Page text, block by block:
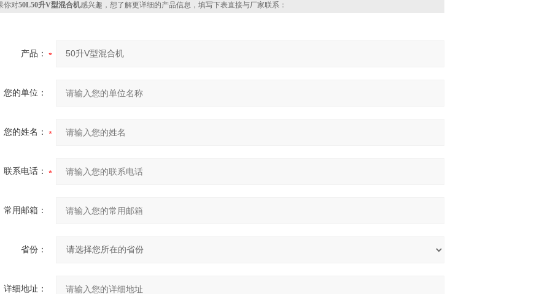
对50L50升V型混合机感兴趣，想了解更详细的产品信息，填写下表直接与厂家联系：
产品：
您的单位：
您的姓名：
联系电话：
常用邮箱：
省份：
详细地址：